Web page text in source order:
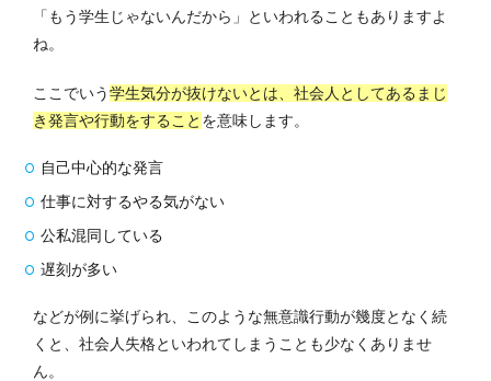
「もう学生じゃないんだから」といわれることもありますよ
ね。
ここでいう学生気分が抜けないとは、社会人としてあるまじ
き発言や行動をすること を意味します。
自己中心的な発言
仕事に対するやる気がない
公私混同している
遅刻が多い
などが例に挙げられ、このような無意識行動が幾度となく続
くと、社会人失格といわれてしまうことも少なくありませ
ん。